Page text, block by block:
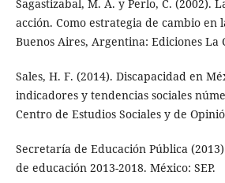
Sagastizabal, M. A. y Perlo, C. (2002).
acción. Como estrategia de cambio en
Buenos Aires, Argentina: Ediciones La
Sales, H. F. (2014). Discapacidad en
indicadores y tendencias sociales
Centro de Estudios Sociales y de
Secretaría de Educación Pública
de educación 2013-2018. México: SEP.